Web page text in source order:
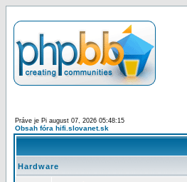
Práve je Pi august 07, 2026 05:48:15
Obsah fóra hifi.slovanet.sk
Hardware